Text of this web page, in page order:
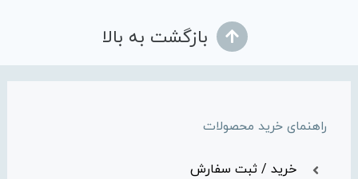
بازگشت به بالا
راهنمای خرید محصولات
خرید / ثبت سفارش